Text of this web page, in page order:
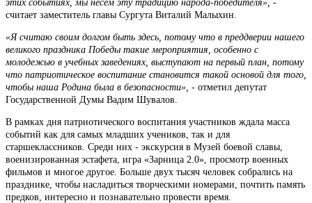
этих событиях, мы несем эту традицию народа-победителя», -
считает заместитель главы Сургута Виталий Малыхин.
«Я считаю своим долгом быть здесь, потому что в преддверии нашего
великого праздника Победы такие мероприятия, особенно с
молодежью в учебных заведениях, выступают на первый план, потому
что патриотическое воспитание становится такой основой для того,
чтобы наша Родина была в безопасности», - отметил депутат
Государственной Думы Вадим Шувалов.
В рамках дня патриотического воспитания участников ждала масса
событий как для самых младших учеников, так и для
старшеклассников. Среди них - экскурсия в Музей боевой славы,
военизированная эстафета, игра «Зарница 2.0», просмотр военных
фильмов и многое другое. Больше двух тысяч человек собрались на
празднике, чтобы насладиться творческими номерами, почтить память
предков, интересно и познавательно провести время.